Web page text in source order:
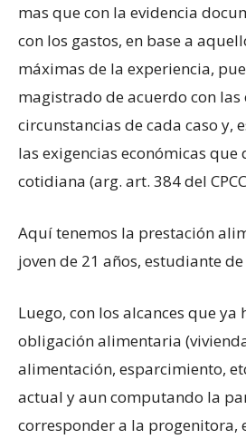
mas que con la evidencia
con los gastos, en base a
máximas de la experiencia,
magistrado de acuerdo con las
circunstancias de cada caso y,
las exigencias económicas
cotidiana (arg. art. 384 del
Aquí tenemos la prestación
joven de 21 años, estudiante
Luego, con los alcances que
obligación alimentaria
alimentación, esparcimiento,
actual y aun computando la
corresponder a la progenitora,